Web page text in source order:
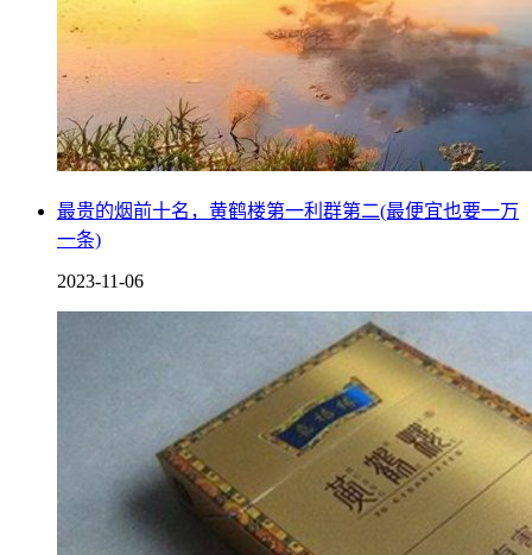
只可惜来看这个展会的人很多，但是没有人像皮耶罗·曼佐尼
事件中的收藏家一样，花大价钱拍卖他女儿的粑粑，为了让这
场展会更有噱头，该名男子甚至还为他女儿的粑粑投了天价保
险，开始在美国到处巡展，只可惜没有欣赏他的人，这件事最
后就不了了之了。
最贵的烟前十名，黄鹤楼第一利群第二(最便宜也要一万
一条)
2023-11-06